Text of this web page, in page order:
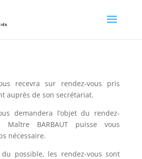
recevra sur rendez-vous pris
auprès de son secrétariat.
demandera l’objet du rendez-
BARBAUT puisse vous
nécessaire.
possible, les rendez-vous sont